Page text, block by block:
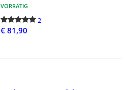
VORRÄTIG
2
€ 81,90